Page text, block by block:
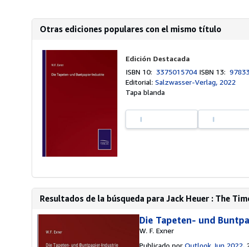
Otras ediciones populares con el mismo título
Edición Destacada
ISBN 10: 3375015704 ISBN 13:
Editorial:Salzwasser-Verlag, 2022
Tapa blanda
Resultados de la búsqueda para Jack Heuer : The
Die Tapeten- und
W. F. Exner
Publicado por Outlook Jun 2022,